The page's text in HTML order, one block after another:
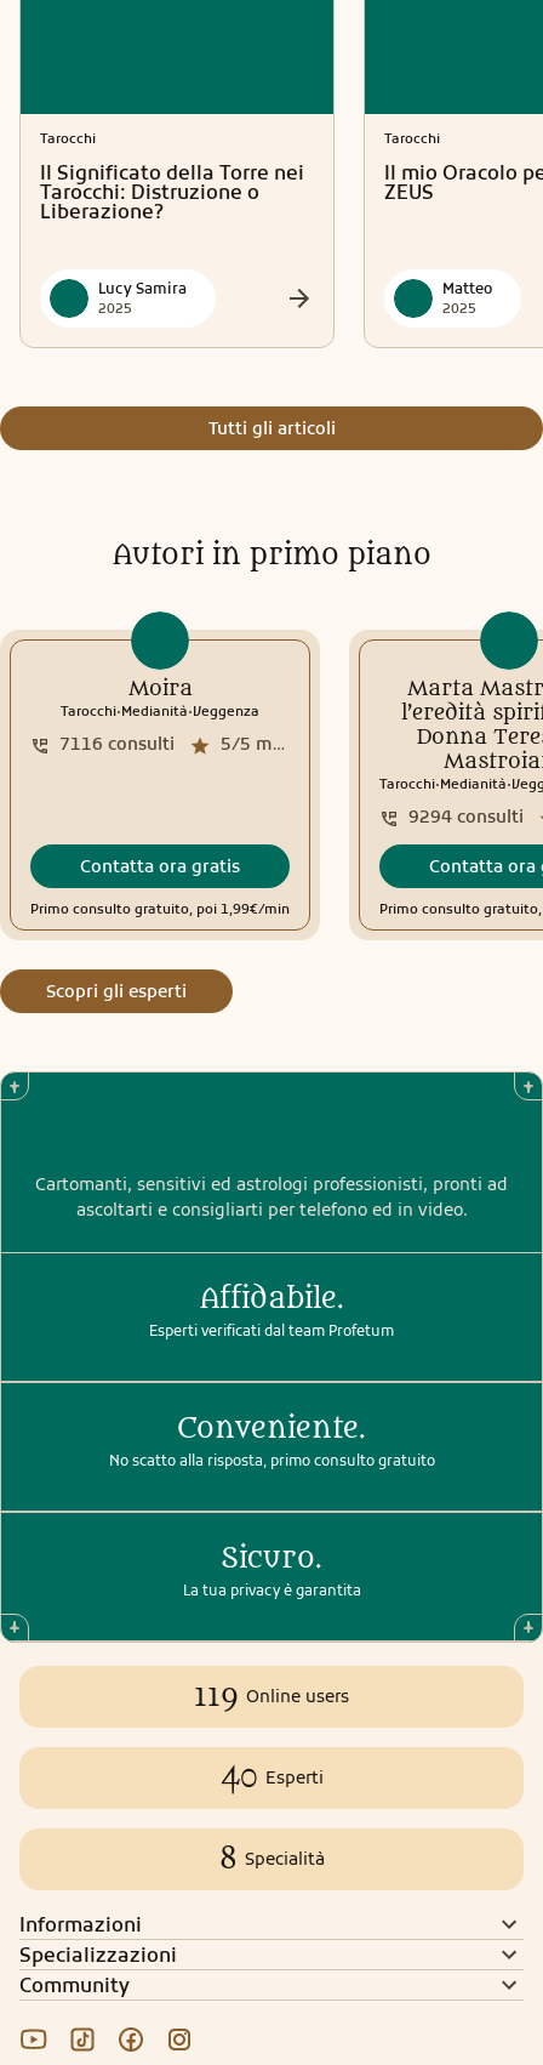
Tarocchi
Il Significato della Torre nei
Tarocchi: Distruzione o
Liberazione?
Lucy Samira
2025
Tarocchi
Il mio Oracolo
ZEUS
Matteo
2025
Tutti gli articoli
Autori in primo piano
Moira
Tarocchi.Medianità.Veggenza
5/5 media recensioni
7116 consulti
Contatta ora gratis
Primo consulto gratuito, poi 1,99€/min
Marta
l’eredità
Donna
Tarocchi.Medianità.
9294 consulti
Contatta ora
Primo consulto
Scopri gli esperti
Cartomanti, sensitivi ed astrologi professionisti, pronti ad
ascoltarti e consigliarti per telefono ed in video.
Affidabile.
Esperti verificati dal team Profetum
Conveniente.
No scatto alla risposta, primo consulto gratuito
Sicuro.
La tua privacy è garantita
119 Online users
40 Esperti
8 Specialità
Informazioni
Specializzazioni
Community